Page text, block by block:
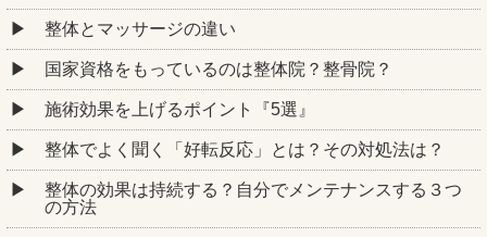
整体とマッサージの違い
国家資格をもっているのは整体院？整骨院？
施術効果を上げるポイント『5選』
整体でよく聞く「好転反応」とは？その対処法は？
整体の効果は持続する？自分でメンテナンスする３つ
の方法